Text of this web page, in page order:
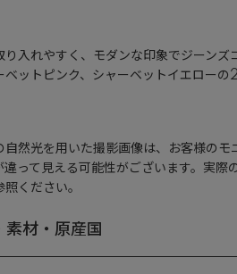
り入れやすく、モダンな印象でジーンズ
ベットピンク、シャーベットイエローの2
然光を用いた撮影画像は、お客様のモ
違って見える可能性がございます。実際
ください。
素材・原産国